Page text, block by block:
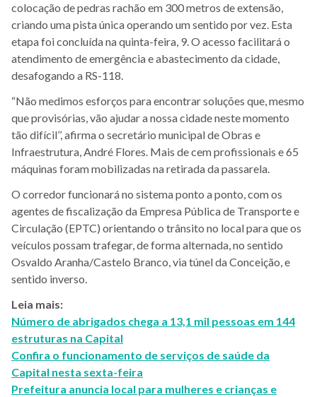
colocação de pedras rachão em 300 metros de extensão,
criando uma pista única operando um sentido por vez. Esta
etapa foi concluída na quinta-feira, 9. O acesso facilitará o
atendimento de emergência e abastecimento da cidade,
desafogando a RS-118.
“Não medimos esforços para encontrar soluções que, mesmo
que provisórias, vão ajudar a nossa cidade neste momento
tão difícil’’, afirma o secretário municipal de Obras e
Infraestrutura, André Flores. Mais de cem profissionais e 65
máquinas foram mobilizadas na retirada da passarela.
O corredor funcionaráno sistema ponto a ponto, com os
agentes de fiscalização da Empresa Pública de Transporte e
Circulação (EPTC) orientando o trânsito no local para que os
veículos possam trafegar, de forma alternada, no sentido
Osvaldo Aranha/Castelo Branco, via túnel da Conceição, e
sentido inverso.
Leia mais:
Número de abrigados chega a 13,1 mil pessoas em 144
estruturas na Capital
Confira o funcionamento de serviços de saúde da
Capital nesta sexta-feira
Prefeitura anuncia local para mulheres e crianças e